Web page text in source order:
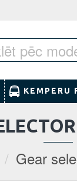
KEMPERU
Gear